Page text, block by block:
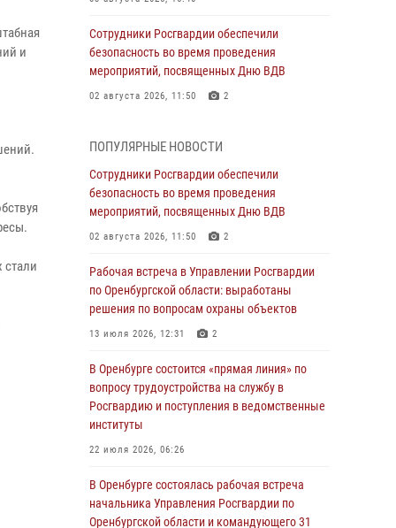
и
стали
Сотрудники Росгвардии обеспечили
безопасность во время проведения
мероприятий, посвященных Дню ВДВ
02 августа 2026, 11:50 2
гражданами по вопросу трудоустройства на
службу в Росгвардию и поступления в
ведомственные институты
30 июля 2026, 04:44
Дню Крещения Руси
28 июля 2026, 09:41 1
Росгвардейцы обеспечили правопорядок на
27 июля 2026, 14:36 2
Росгвардейцы предотвратили трагедию:
спасен мужчина в тяжелой жизненной
Росгвардейцы Оренбургской области
проверили готовность детских
ПОПУЛЯРНЫЕ НОВОСТИ
Сотрудники Росгвардии обеспечили
безопасность во время проведения
мероприятий, посвященных Дню ВДВ
02 августа 2026, 11:50 2
Рабочая встреча в Управлении Росгвардии
по Оренбургской области: выработаны
решения по вопросам охраны объектов
13 июля 2026, 12:31 2
В Оренбурге состоится «прямая линия» по
вопросу трудоустройства на службу в
Росгвардию и поступления в ведомственные
институты
22 июля 2026, 06:26
В Оренбурге состоялась рабочая встреча
начальника Управления Росгвардии по
Оренбургской области и командующего 31